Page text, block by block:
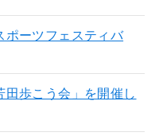
ポーツフェスティバ
田歩こう会」を開催し